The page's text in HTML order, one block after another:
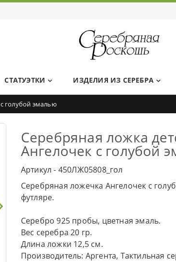
СТАТУЭТКИ ИЗДЕЛИЯ ИЗ СЕРЕБРА
голубой эмалью
Серебряная ложка
Ангелочек с голубой
Артикул - 450ЛЖ05808_гол
Серебряная ложечка Ангелочек с
футляре.
Серебро 925 пробы, цветная эмаль.
Вес серебра 20 гр.
Длина ложки 12,5 см.
Производитель: Аргента, Тактильная